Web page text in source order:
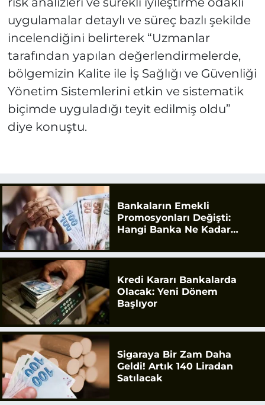
uygulamalar detaylı ve süreç bazlı şekilde
incelendiğini belirterek “Uzmanlar
tarafından yapılan değerlendirmelerde,
bölgemizin Kalite ile İş Sağlığı ve Güvenliği
Yönetim Sistemlerini etkin ve sistematik
biçimde uyguladığı teyit edilmiş oldu”
diye konuştu.
Bankaların Emekli
Promosyonları Değişti:
Hangi Banka Ne Kadar
Kredi Kararı Bankalarda
Olacak: Yeni Dönem
Başlıyor
Sigaraya Bir Zam Daha
Geldi! Artık 140 Liradan
Satılacak